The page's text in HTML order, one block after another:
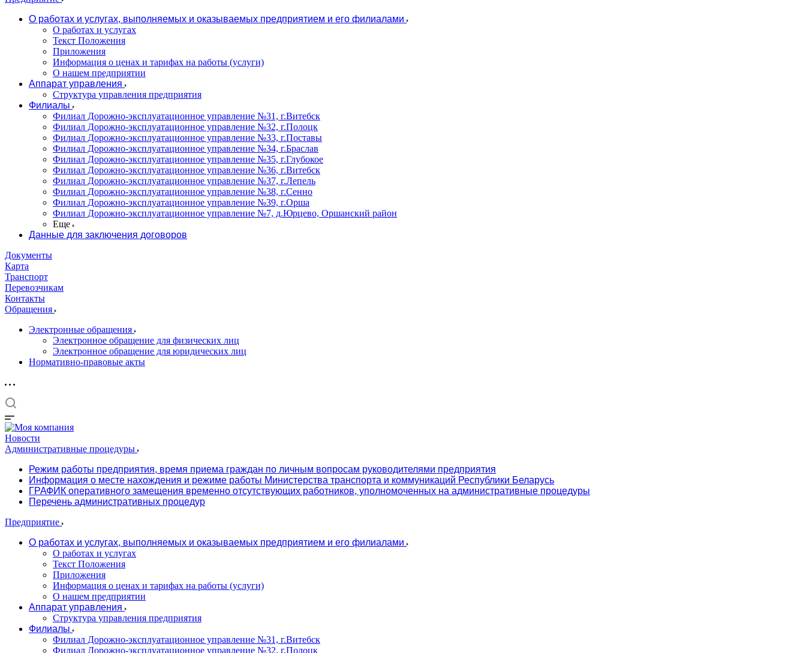
О работах и услугах, выполняемых и оказываемых предприятием и его филиалами
О работах и услугах
Текст Положения
Приложения
Информация о ценах и тарифах на работы (услуги)
О нашем предприятии
Аппарат управления
Структура управления предприятия
Филиалы
Филиал Дорожно-эксплуатационное управление №31, г.Витебск
Филиал Дорожно-эксплуатационное управление №32, г.Полоцк
Филиал Дорожно-эксплуатационное управление №33, г.Поставы
Филиал Дорожно-эксплуатационное управление №34, г.Браслав
Филиал Дорожно-эксплуатационное управление №35, г.Глубокое
Филиал Дорожно-эксплуатационное управление №36, г.Витебск
Филиал Дорожно-эксплуатационное управление №37, г.Лепель
Филиал Дорожно-эксплуатационное управление №38, г.Сенно
Филиал Дорожно-эксплуатационное управление №39, г.Орша
Филиал Дорожно-эксплуатационное управление №7, д.Юрцево, Оршанский район
Еще
Данные для заключения договоров
Документы
Карта
Транспорт
Перевозчикам
Контакты
Обращения
Электронные обращения
Электронное обращение для физических лиц
Электронное обращение для юридических лиц
Нормативно-правовые акты
Новости
Административные процедуры
Режим работы предприятия, время приема граждан по личным вопросам руководителями предприятия
Информация о месте нахождения и режиме работы Министерства транспорта и коммуникаций Республики Беларусь
ГРАФИК оперативного замещения временно отсутствующих работников, уполномоченных на административные процедуры
Перечень административных процедур
Предприятие
О работах и услугах, выполняемых и оказываемых предприятием и его филиалами
О работах и услугах
Текст Положения
Приложения
Информация о ценах и тарифах на работы (услуги)
О нашем предприятии
Аппарат управления
Структура управления предприятия
Филиалы
Филиал Дорожно-эксплуатационное управление №31, г.Витебск
Филиал Дорожно-эксплуатационное управление №32, г.Полоцк